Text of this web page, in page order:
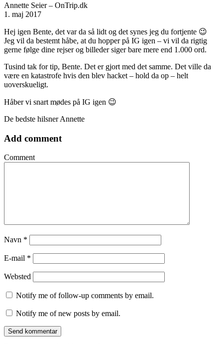
Annette Seier – OnTrip.dk
1. maj 2017
Hej igen Bente, det var da så lidt og det synes jeg du fortjente 😉
Jeg vil da bestemt håbe, at du hopper på IG igen – vi vil da rigtig
gerne følge dine rejser og billeder siger bare mere end 1.000 ord.
Tusind tak for tip, Bente. Det er gjort med det samme. Det ville da
være en katastrofe hvis den blev hacket – hold da op – helt
uoverskueligt.
Håber vi snart mødes på IG igen 😉
De bedste hilsner Annette
Add comment
Comment
Navn *
E-mail *
Websted
Notify me of follow-up comments by email.
Notify me of new posts by email.